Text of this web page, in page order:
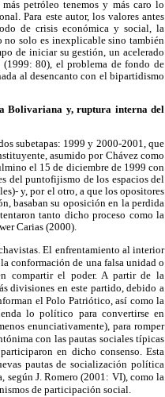
petróleo tenemos y más caro lo
Para este autor, los valores antes
de crisis económica y social, la
no solo es inexplicable sino también
de iniciar su gestión, un acelerado
(1999: 80), el problema de fondo de
al desencanto con el bipartidismo
Bolivariana y, ruptura interna del
subetapas: 1999 y 2000-2001, que
asumido por Chávez como
el 15 de diciembre de 1999 con
del puntofijismo de los espacios del
y, por el otro, a que los opositores
basaban su oposición en la perdida
tanto dicho proceso como la
Carias (2000).
El enfrentamiento al interior
conformación de una falsa unidad o
compartir el poder. A partir de la
divisiones en este partido, debido a
el Polo Patriótico, así como la
lo político para convertirse en
enunciativamente), para romper
con las pautas sociales típicas
en dicho consenso. Esta
pautas de socialización política
según J. Romero (2001: VI), como la
de participación social.